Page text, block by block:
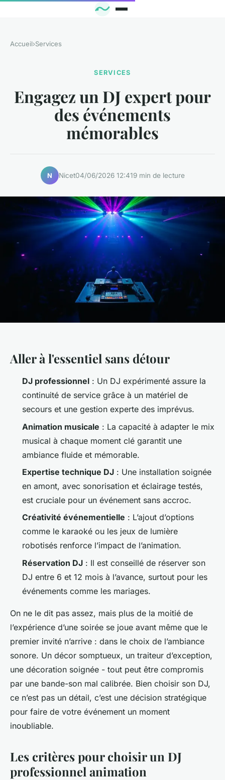
Accueil›Services
SERVICES
Engagez un DJ expert pour
des événements
mémorables
N Nicet04/06/2026 12:419 min de lecture
Aller à l'essentiel sans détour
DJ professionnel : Un DJ expérimenté assure la
continuité de service grâce à un matériel de
secours et une gestion experte des imprévus.
Animation musicale : La capacité à adapter le mix
musical à chaque moment clé garantit une
ambiance fluide et mémorable.
Expertise technique DJ : Une installation soignée
en amont, avec sonorisation et éclairage testés,
est cruciale pour un événement sans accroc.
Créativité événementielle : L’ajout d’options
comme le karaoké ou les jeux de lumière
robotisés renforce l’impact de l’animation.
Réservation DJ : Il est conseillé de réserver son
DJ entre 6 et 12 mois à l’avance, surtout pour les
événements comme les mariages.
On ne le dit pas assez, mais plus de la moitié de
l’expérience d’une soirée se joue avant même que le
premier invité n’arrive : dans le choix de l’ambiance
sonore. Un décor somptueux, un traiteur d’exception,
une décoration soignée - tout peut être compromis
par une bande-son mal calibrée. Bien choisir son DJ,
ce n’est pas un détail, c’est une décision stratégique
pour faire de votre événement un moment
inoubliable.
Les critères pour choisir un DJ
professionnel animation